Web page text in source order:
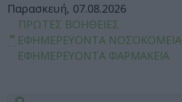
Παρασκευή, 07.08.2026
ΠΡΩΤΕΣ ΒΟΗΘΕΙΕΣ
ΕΦΗΜΕΡΕΥΟΝΤΑ ΝΟΣΟΚΟΜΕΙΑ
ΕΦΗΜΕΡΕΥΟΝΤΑ ΦΑΡΜΑΚΕΙΑ